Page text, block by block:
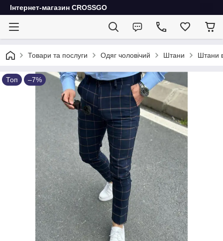
Інтернет-магазин CROSSGO
Товари та послуги Одяг чоловічий Штани Штани в
Топ –7%